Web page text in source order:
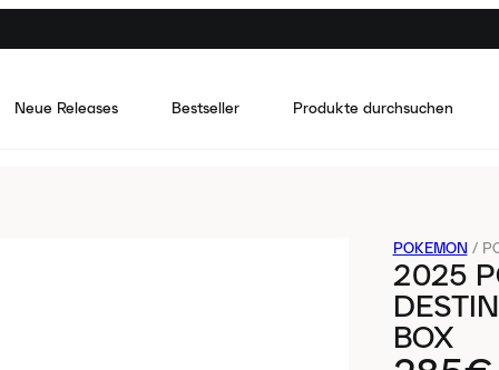
Neue Releases Bestseller Produkte durchsuchen
POKEMON /
2025
BOX